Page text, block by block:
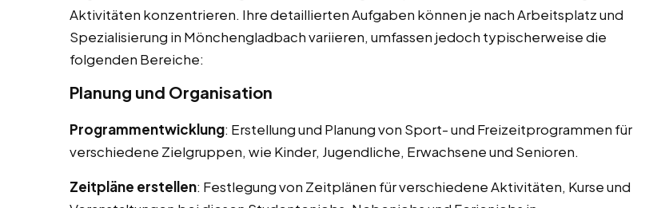
Aktivitäten konzentrieren. Ihre detaillierten Aufgaben können je nach Arbeitsplatz und
Spezialisierung in Mönchengladbach variieren, umfassen jedoch typischerweise die
folgenden Bereiche:
Planung und Organisation
Programmentwicklung: Erstellung und Planung von Sport- und Freizeitprogrammen für
verschiedene Zielgruppen, wie Kinder, Jugendliche, Erwachsene und Senioren.
Zeitpläne erstellen: Festlegung von Zeitplänen für verschiedene Aktivitäten, Kurse und